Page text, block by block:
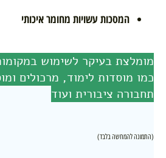
המסכות עשויות מחומר איכותי
מומלצת בעיקר לשימוש
כמו מוסדות לימוד, מרכולים
תחבורה ציבורית ועוד
(התמונה להמחשה בלבד)